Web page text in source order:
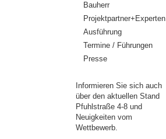
Bauherr
Projektpartner+Experten
Ausführung
Termine / Führungen
Presse
Informieren Sie sich auch
über den aktuellen Stand
Pfuhlstraße 4-8 und
Neuigkeiten vom
Wettbewerb.